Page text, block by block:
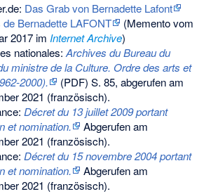
Das Grab von Bernadette Lafont
de Bernadette LAFONT (Mementovom
2017 imInternet Archive)
nationales:Archives du Bureau du
ministre de la Culture. Ordre des arts et
2000).
(PDF)S. 85, abgerufen am
2021 (französisch).
Décret du 13 juillet 2009 portant
et nomination.
Abgerufen am
2021 (französisch).
Décret du 15 novembre 2004 portant
et nomination.
Abgerufen am
2021 (französisch).